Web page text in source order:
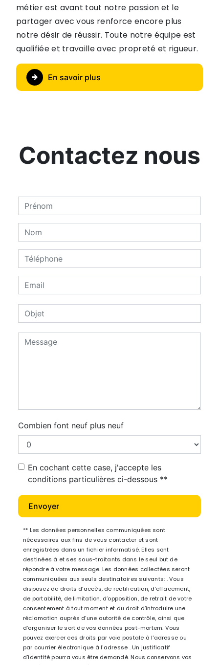
métier est avant tout notre passion et le
partager avec vous renforce encore plus
notre désir de réussir. Toute notre équipe est
qualifiée et travaille avec propreté et rigueur.
En savoir plus
Contactez nous
Combien font neuf plus neuf
En cochant cette case, j'accepte les
conditions particulières ci-dessous **
Envoyer
** Les données personnelles communiquées sont
nécessaires aux fins de vous contacter et sont
enregistrées dans un fichier informatisé. Elles sont
destinées à et ses sous-traitants dans le seul but de
répondre à votre message. Les données collectées seront
communiquées aux seuls destinataires suivants: . Vous
disposez de droits d’accès, de rectification, d’effacement,
de portabilité, de limitation, d’opposition, de retrait de votre
consentement à tout moment et du droit d’introduire une
réclamation auprès d’une autorité de contrôle, ainsi que
d’organiser le sort de vos données post-mortem. Vous
pouvez exercer ces droits par voie postale à l'adresse ou
par courrier électronique à l'adresse . Un justificatif
d'identité pourra vous être demandé. Nous conservons vos